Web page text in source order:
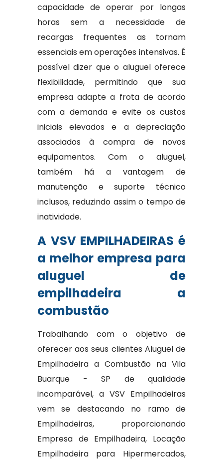
capacidade de operar por longas
horas sem a necessidade de
recargas frequentes as tornam
essenciais em operações intensivas. É
possível dizer que o aluguel oferece
flexibilidade, permitindo que sua
empresa adapte a frota de acordo
com a demanda e evite os custos
iniciais elevados e a depreciação
associados à compra de novos
equipamentos. Com o aluguel,
também há a vantagem de
manutenção e suporte técnico
inclusos, reduzindo assim o tempo de
inatividade.
A VSV EMPILHADEIRAS é
a melhor empresa para
aluguel de
empilhadeira a
combustão
Trabalhando com o objetivo de
oferecer aos seus clientes Aluguel de
Empilhadeira a Combustão na Vila
Buarque - SP de qualidade
incomparável, a VSV Empilhadeiras
vem se destacando no ramo de
Empilhadeiras, proporcionando
Empresa de Empilhadeira, Locação
Empilhadeira para Hipermercados,